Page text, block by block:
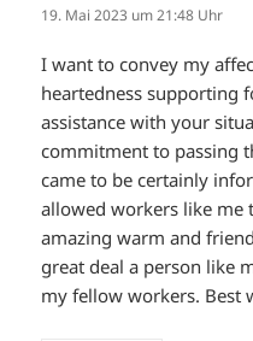
19. Mai 2023 um 21:48 Uhr
I want to convey my
heartedness supporting
assistance with your
commitment to passing
came to be certainly
allowed workers like me
amazing warm and
great deal a person like
my fellow workers. Best